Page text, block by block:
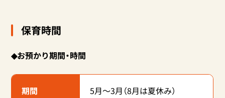
保育時間
◆お預かり期間・時間
期間 5月〜3月（8月は夏休み）